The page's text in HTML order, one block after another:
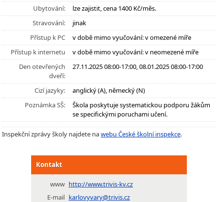
Ubytování:
lze zajistit, cena 1400 Kč/měs.
Stravování:
jinak
Přístup k PC
v době mimo vyučování: v omezené míře
Přístup k internetu
v době mimo vyučování: v neomezené míře
Den otevřených
dveří:
27.11.2025 08:00-17:00, 08.01.2025 08:00-17:00
Cizí jazyky:
anglický (A), německý (N)
Poznámka SŠ:
Škola poskytuje systematickou podporu žákům
se specifickými poruchami učení.
Inspekční zprávy školy najdete nawebu České školní inspekce.
Kontakt
www http://www.trivis-kv.cz
E-mail karlovyvary@trivis.cz